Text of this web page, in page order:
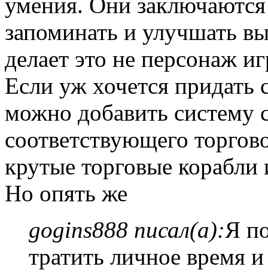
запоминать и улучшать
делает это не персонаж
Если уж хочется придать
можно добавить систему
соответствующего
крутые торговые корабли
Но опять же
gogins888 писал(а):Я
тратить личное время